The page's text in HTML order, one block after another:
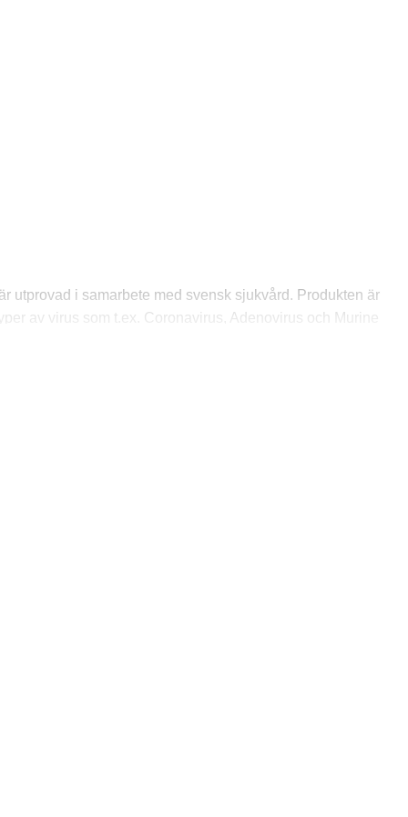
utprovad i samarbete med svensk sjukvård. Produkten är
av virus som t.ex. Coronavirus, Adenovirus och Murine